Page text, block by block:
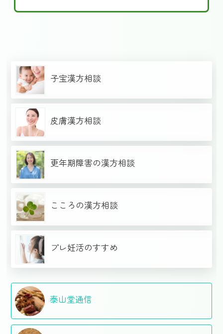
子宝漢方相談
皮膚漢方相談
更年期障害の漢方相談
こころの漢方相談
プレ妊活のすすめ
泰山堂通信